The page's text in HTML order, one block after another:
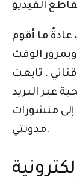
ما أقوم
الوقت
، تابعت
عبر البريد
إلى منشورات
مدونتي.